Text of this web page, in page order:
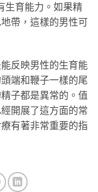
生育能力。如果精
帶，這樣的男性可
反映男性的生育能
端和鞭子一樣的尾
子都是異常的。值
開展了這方面的常
有著非常重要的指